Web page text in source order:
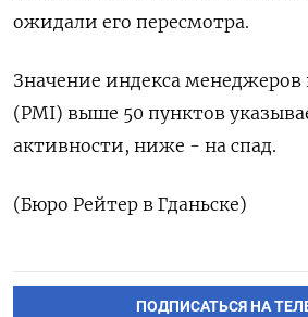
ожидали его пересмотра.
Значение индекса менеджеров
(PMI) выше 50 пунктов
активности, ниже - на спад.
(Бюро Рейтер в Гданьске)
ПОДПИСАТЬСЯ НА